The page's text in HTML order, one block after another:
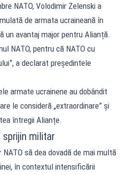
NATO, Volodimir Zelenski a
de armata ucraineană în
un avantaj major pentru Alianță.
NATO, pentru că NATO cu
a declarat președintele
armate ucrainene au dobândit
le consideră „extraordinare” și
întregii Alianțe.
militar
să dea dovadă de mai multă
în contextul intensificării